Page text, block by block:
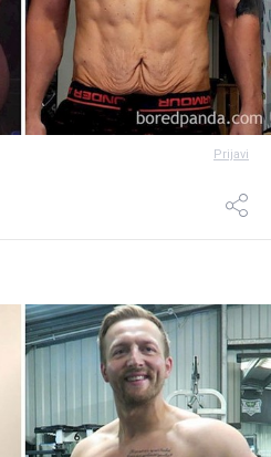
Prijavi